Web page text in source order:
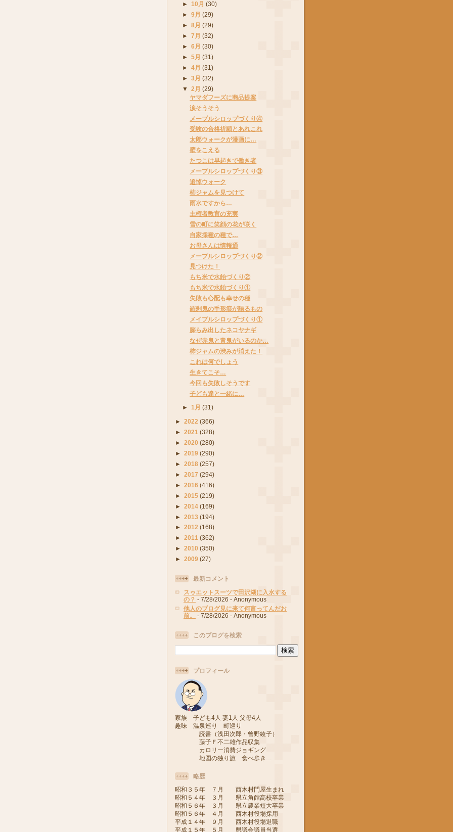
► 10月(30)
►9月(29)
►8月(29)
►7月(32)
►6月(30)
►5月(31)
►4月(31)
►3月(32)
▼2月(29)
ヤマダフーズに商品提案
涙そうそう
メープルシロップづくり④
受験の合格祈願とあれこれ
太郎ウォークが漫画に…
壁をこえる
たつこは早起きで働き者
メープルシロップづくり③
追悼ウォーク
柿ジャムを見つけて
雨水ですから…
主権者教育の充実
雪の町に笑顔の花が咲く
自家採種の種で…
お母さんは情報通
メープルシロップづくり②
見つけた！
もち米で水飴づくり②
もち米で水飴づくり①
失敗も心配も幸せの種
羅刹鬼の手形痕が語るもの
メイプルシロップづくり①
膨らみ出したネコヤナギ
なぜ赤鬼と青鬼がいるのか…
柿ジャムの渋みが消えた！
これは何でしょう
生きてこそ…
今回も失敗しそうです
子ども達と一緒に…
► 1月(31)
► 2022 (366)
► 2021 (328)
► 2020 (280)
► 2019 (290)
► 2018 (257)
► 2017 (294)
► 2016 (416)
► 2015 (219)
► 2014 (169)
► 2013 (194)
► 2012 (168)
► 2011 (362)
► 2010 (350)
► 2009 (27)
最新コメント
スゥエットスーツで田沢湖に入水する
の？ - 7/28/2026 - Anonymous
他人のブログ見に来て何言ってんだお
前。
- 7/28/2026 - Anonymous
このブログを検索
プロフィール
家族 子ども4人 妻1人 父母4人
趣味 温泉巡り 町巡り
読書（浅田次郎・曾野綾子）
藤子Ｆ不二雄作品収集
カロリー消費ジョギング
地図の独り旅 食べ歩き…
略歴
昭和３５年 ７月 西木村門屋生まれ
昭和５４年 ３月 県立角館高校卒業
昭和５６年 ３月 県立農業短大卒業
昭和５６年 ４月 西木村役場採用
平成１４年 ９月 西木村役場退職
平成１５年 ５月 県議会議員当選